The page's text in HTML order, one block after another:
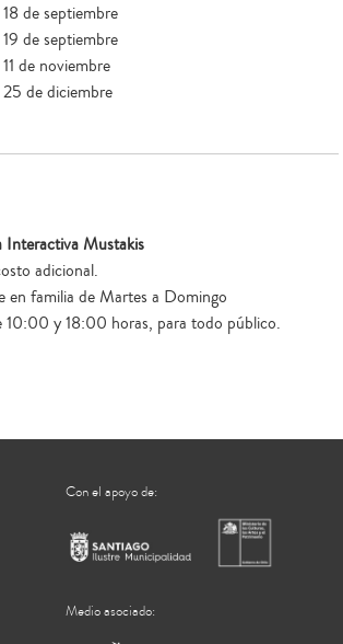
18 de septiembre
19 de septiembre
11 de noviembre
25 de diciembre
Interactiva Mustakis
adicional.
en familia de Martes a Domingo
10:00 y 18:00 horas, para todo público.
Con el apoyo de:
Medio asociado: